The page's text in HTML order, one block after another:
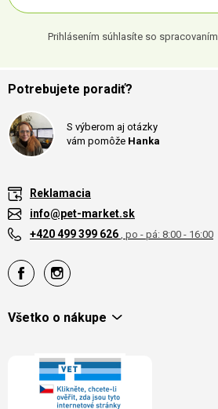
Prihlásením súhlasíte so spracovaním
Potrebujete poradiť?
S výberom aj otázky
vám pomôže Hanka
Reklamacia
info@pet-market.sk
+420 499 399 626 , po - pá: 8:00 - 16:00
Všetko o nákupe